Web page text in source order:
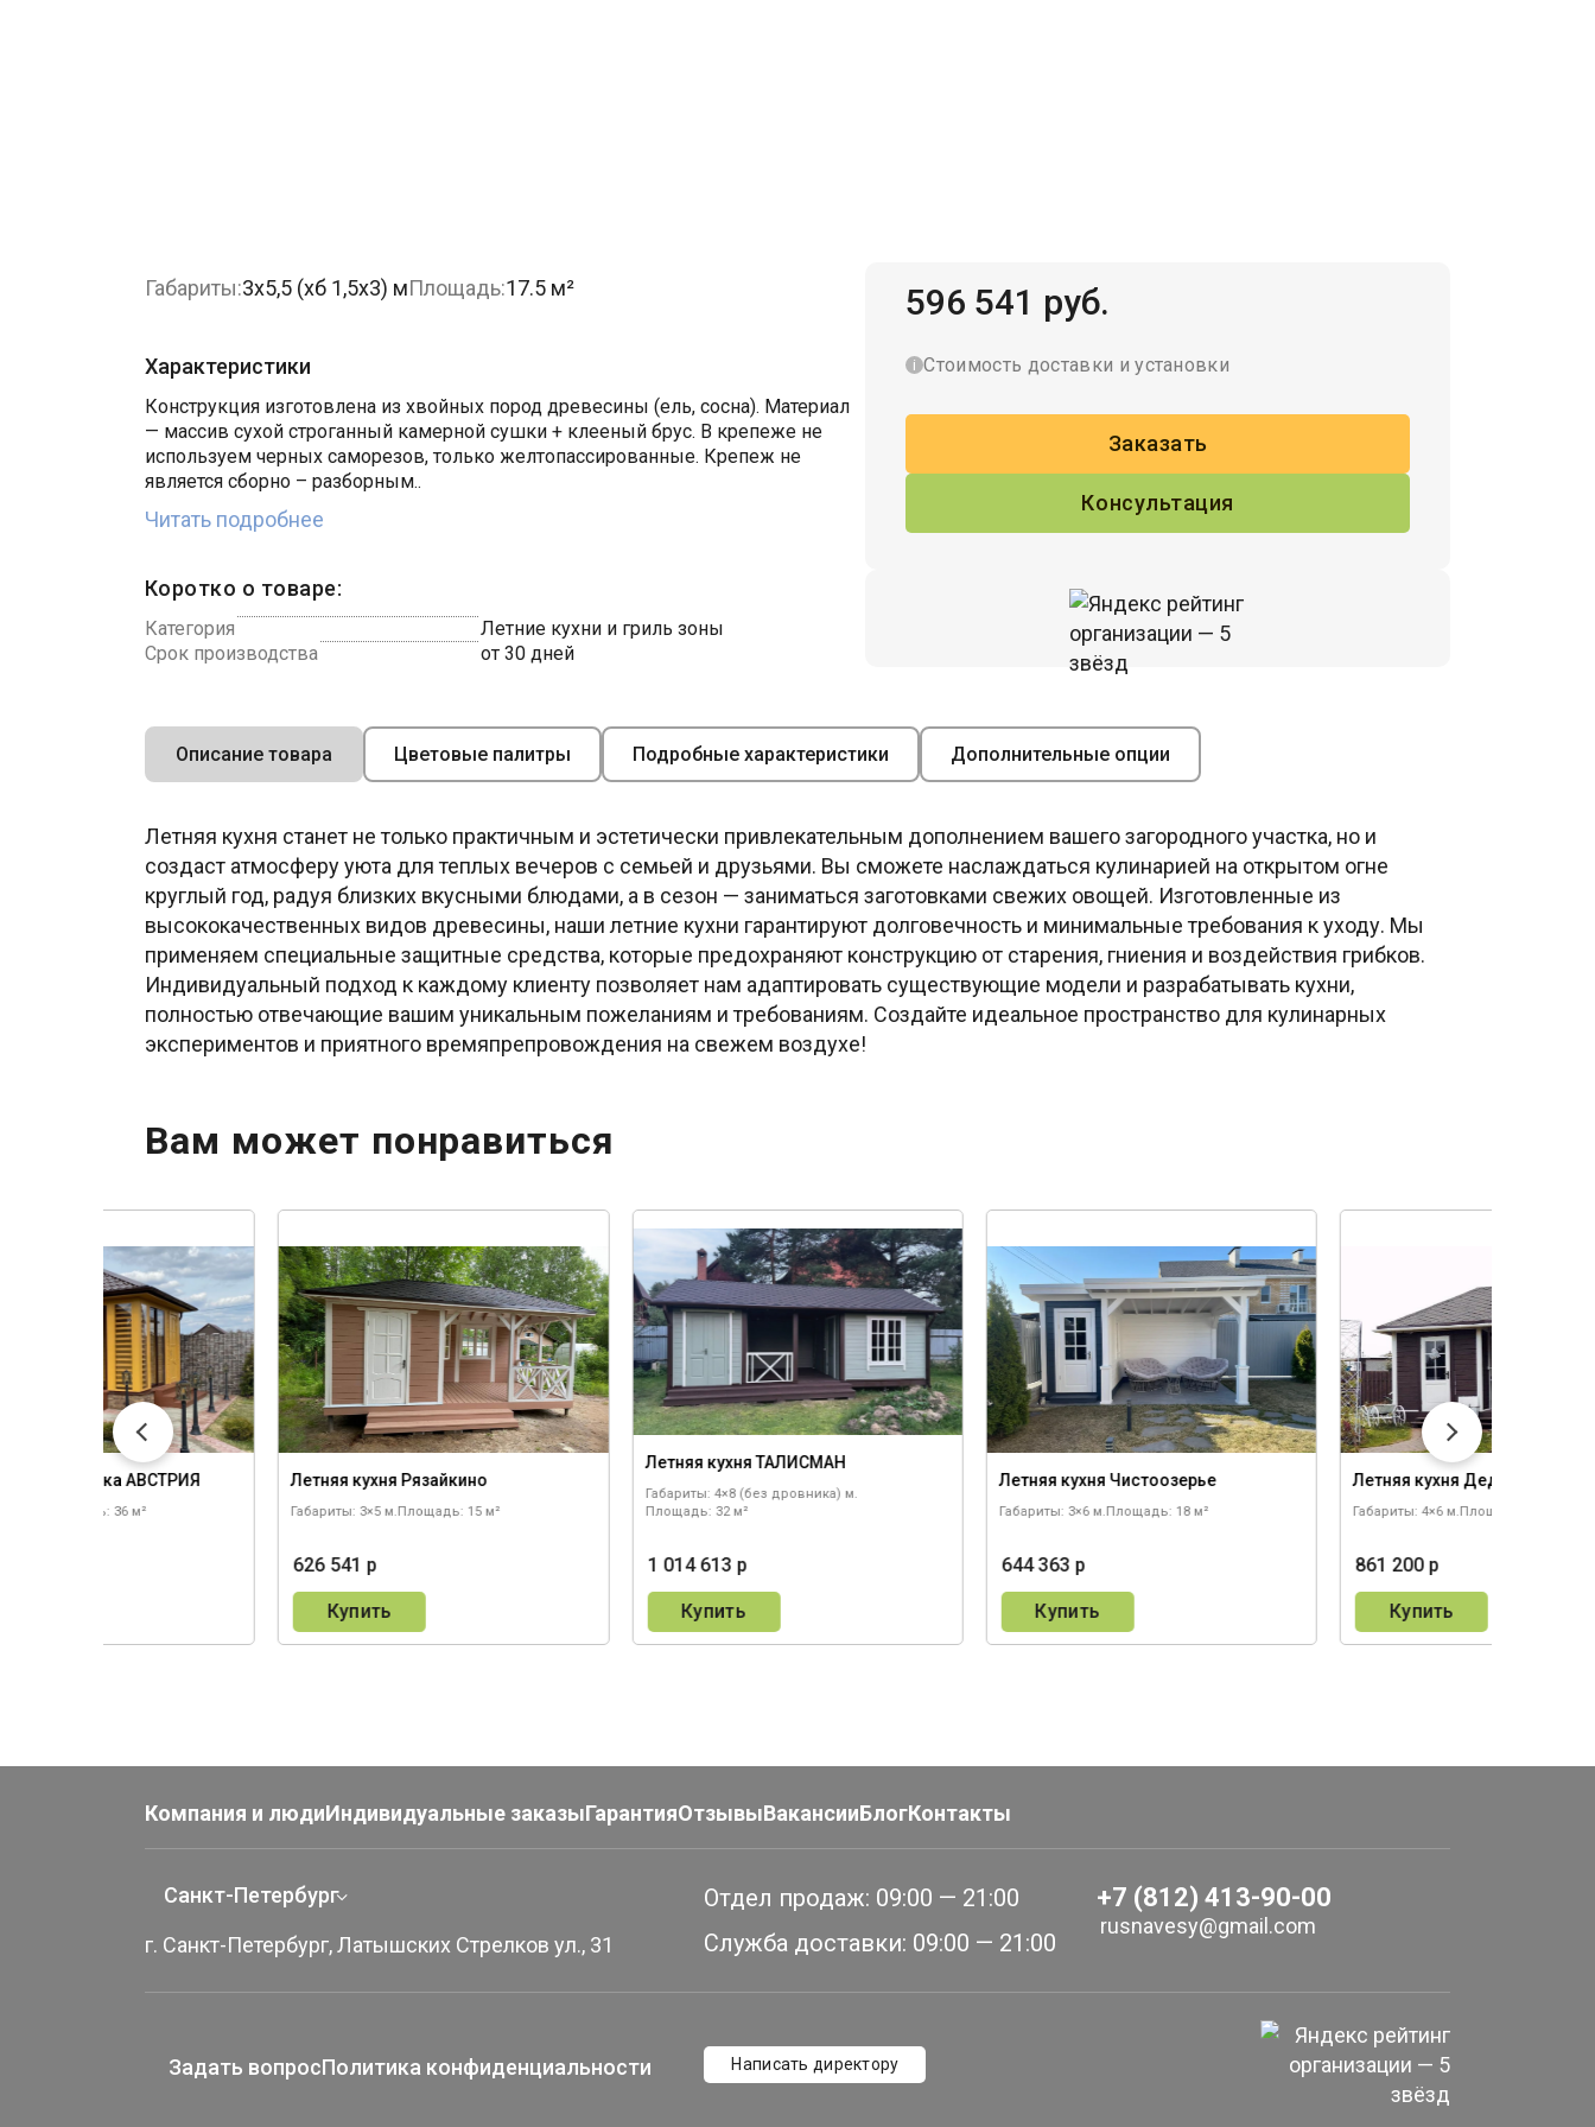
Габариты:3х5,5 (хб 1,5х3) мПлощадь:17.5 м²
Характеристики
Конструкция изготовлена из хвойных пород древесины (ель, сосна). Материал
— массив сухой строганный камерной сушки + клееный брус. В крепеже не
используем черных саморезов, только желтопассированные. Крепеж не
является сборно – разборным..
Читать подробнее
Коротко о товаре:
Категория
Летние кухни и гриль зоны
Срок производства
от 30 дней
596 541 руб.
Стоимость доставки и установки
Заказать
Консультация
Описание товара Цветовые палитры Подробные характеристики Дополнительные опции
Летняя кухня станет не только практичным и эстетически привлекательным дополнением вашего загородного участка, но и
создаст атмосферу уюта для теплых вечеров с семьей и друзьями. Вы сможете наслаждаться кулинарией на открытом огне
круглый год, радуя близких вкусными блюдами, а в сезон — заниматься заготовками свежих овощей. Изготовленные из
высококачественных видов древесины, наши летние кухни гарантируют долговечность и минимальные требования к уходу. Мы
применяем специальные защитные средства, которые предохраняют конструкцию от старения, гниения и воздействия грибков.
Индивидуальный подход к каждому клиенту позволяет нам адаптировать существующие модели и разрабатывать кухни,
полностью отвечающие вашим уникальным пожеланиям и требованиям. Создайте идеальное пространство для кулинарных
экспериментов и приятного времяпрепровождения на свежем воздухе!
Вам может понравиться
беседка АВСТРИЯ
Площадь: 36 м²
Летняя кухня Рязайкино
Габариты: 3×5 м.Площадь: 15 м²
626 541 р
Купить
Летняя кухня ТАЛИСМАН
Габариты: 4×8 (без дровника) м.
Площадь: 32 м²
1 014 613 р
Купить
Летняя кухня Чистоозерье
Габариты: 3×6 м.Площадь: 18 м²
644 363 р
Купить
Летняя кухня Деденево
Габариты: 4×6 м.Площадь: 24 м²
861 200 р
Купить
Компания и людиИндивидуальные заказыГарантияОтзывыВакансииБлогКонтакты
Санкт-Петербург
г. Санкт-Петербург, Латышских Стрелков ул., 31
Отдел продаж: 09:00 — 21:00
Служба доставки: 09:00 — 21:00
+7 (812) 413-90-00
rusnavesy@gmail.com
Задать вопросПолитика конфиденциальности Написать директору